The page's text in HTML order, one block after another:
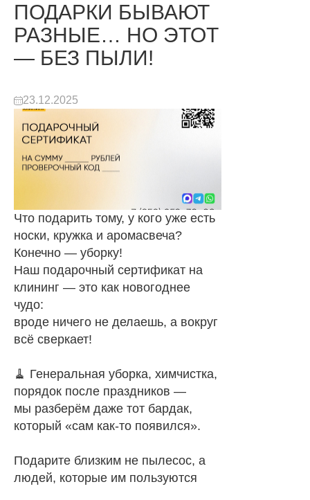
ПОДАРКИ БЫВАЮТ
РАЗНЫЕ… НО ЭТОТ
— БЕЗ ПЫЛИ!
23.12.2025
Что подарить тому, у кого уже есть
носки, кружка и аромасвеча?
Конечно — уборку!
Наш подарочный сертификат на
клининг — это как новогоднее
чудо:
вроде ничего не делаешь, а вокруг
всё сверкает!
🧹 Генеральная уборка, химчистка,
порядок после праздников —
мы разберём даже тот бардак,
который «сам как-то появился».
Подарите близким не пылесос, а
людей, которые им пользуются